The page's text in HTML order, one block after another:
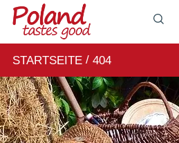
STARTSEITE/ 404